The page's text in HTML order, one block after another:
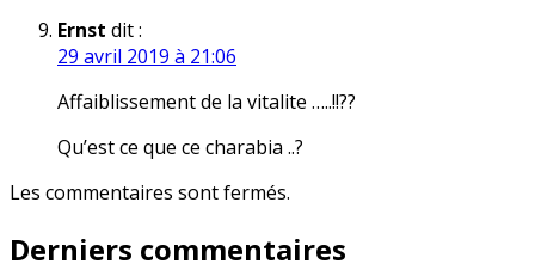
Ernst dit :
29 avril 2019 à 21:06
Affaiblissement de la vitalite …..!!??
Qu’est ce que ce charabia ..?
Les commentaires sont fermés.
Derniers commentaires